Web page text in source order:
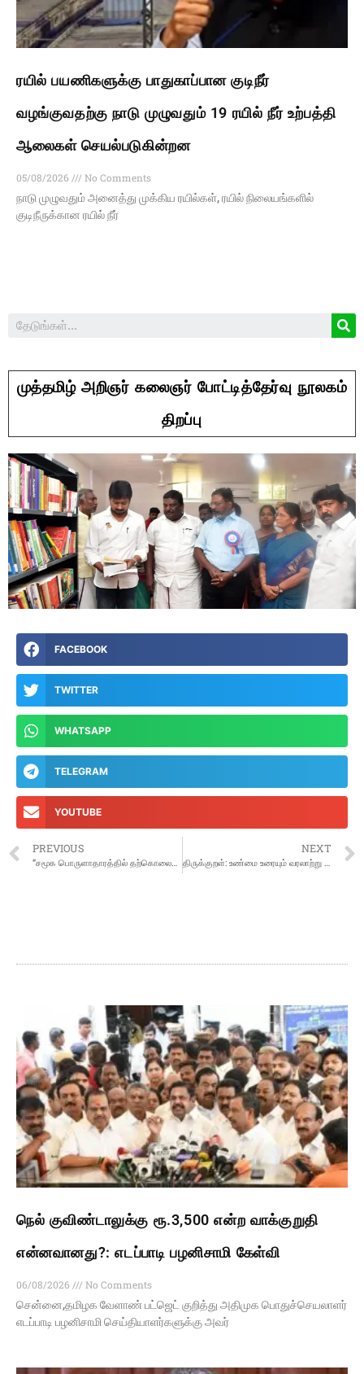
ரயில் பயணிகளுக்கு பாதுகாப்பான குடிநீர்
வழங்குவதற்கு நாடு முழுவதும் 19 ரயில் நீர் உற்பத்தி
ஆலைகள் செயல்படுகின்றன
05/08/2026
No Comments
நாடு முழுவதும் அனைத்து முக்கிய ரயில்கள், ரயில் நிலையங்களில்
குடிநீருக்கான ரயில் நீர்
முத்தமிழ் அறிஞர் கலைஞர் போட்டித்தேர்வு நூலகம்
திறப்பு
FACEBOOK
TWITTER
WHATSAPP
TELEGRAM
YOUTUBE
PREVIOUS NEXT
நெல் குவிண்டாலுக்கு ரூ.3,500 என்ற வாக்குறுதி
என்னவானது?: எடப்பாடி பழனிசாமி கேள்வி
06/08/2026
No Comments
சென்னை,தமிழக வேளாண் பட்ஜெட் குறித்து அதிமுக பொதுச்செயலாளர்
எடப்பாடி பழனிசாமி செய்தியாளர்களுக்கு அவர்